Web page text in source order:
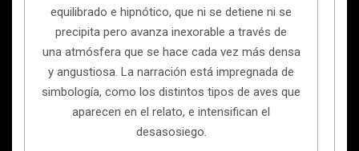
equilibrado e hipnótico, que ni se detiene ni se
precipita pero avanza inexorable a través de
una atmósfera que se hace cada vez más densa
y angustiosa. La narración está impregnada de
simbología, como los distintos tipos de aves que
aparecen en el relato, e intensifican el
desasosiego.